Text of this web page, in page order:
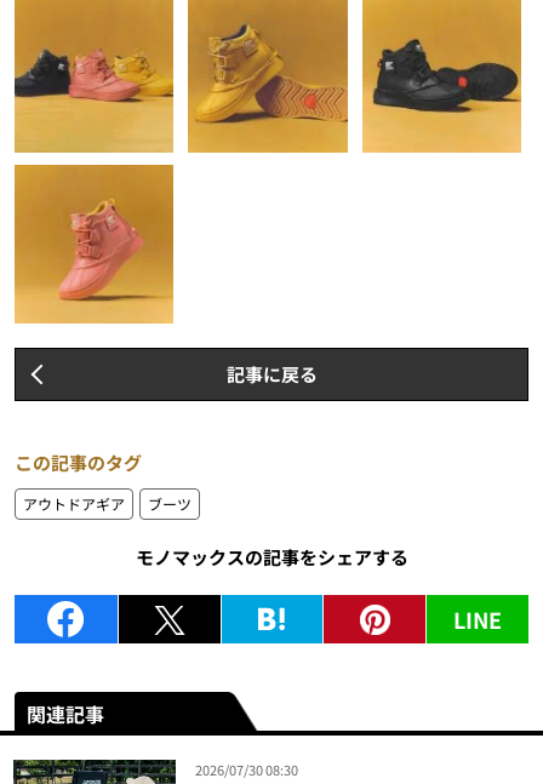
記事に戻る
この記事のタグ
アウトドアギア ブーツ
モノマックスの記事をシェアする
LINE
関連記事
2026/07/30 08:30